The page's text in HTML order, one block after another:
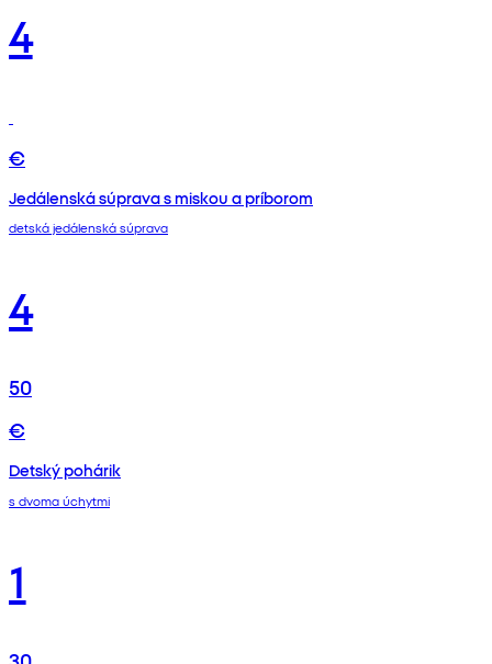
4
€
Jedálenská súprava s miskou a príborom
detská jedálenská súprava
4
50
€
Detský pohárik
s dvoma úchytmi
1